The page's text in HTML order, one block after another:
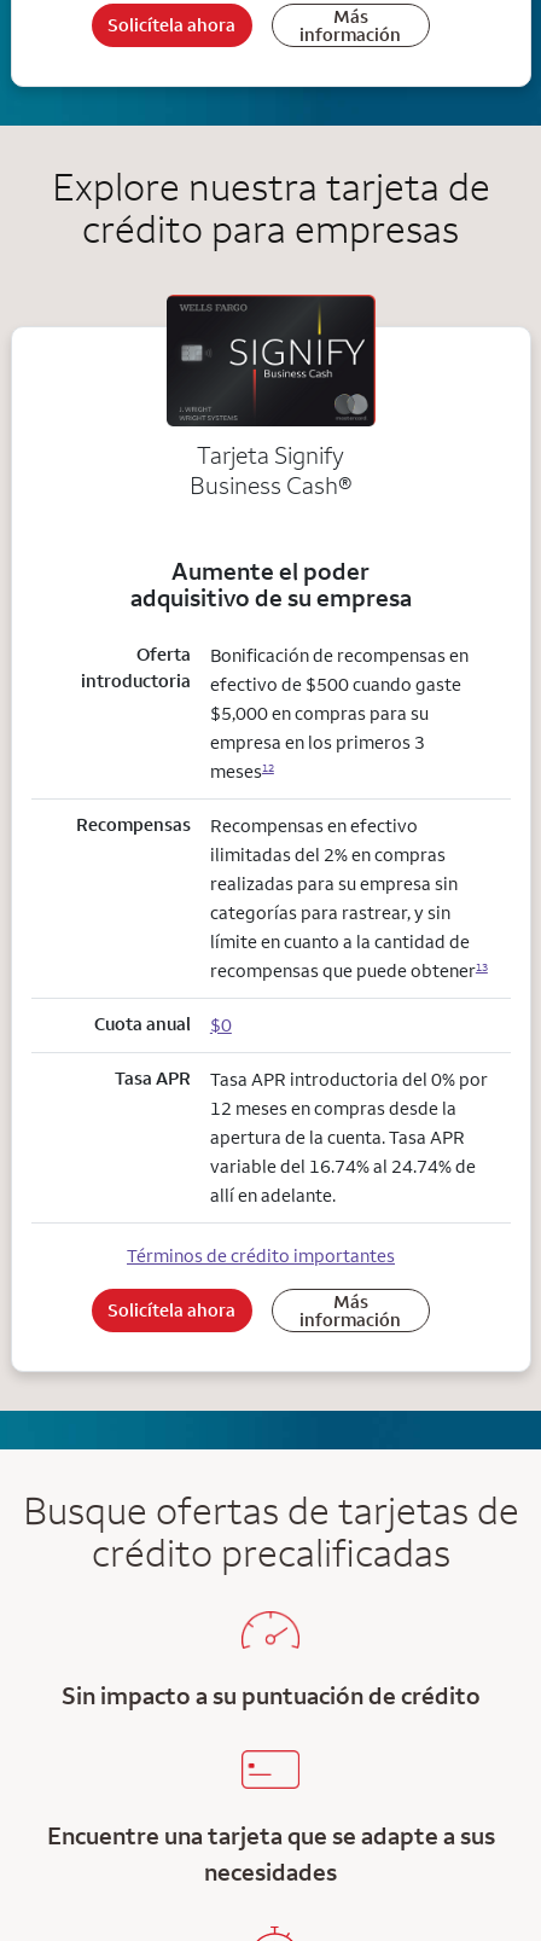
Solicítela ahora Más
información
Explore nuestra tarjeta de
crédito para empresas
Tarjeta Signify
Business Cash®
Aumente el poder
adquisitivo de su empresa
Oferta
introductoria
Bonificación de recompensas en
efectivo de $500 cuando gaste
$5,000 en compras para su
empresa en los primeros 3
meses12
Recompensas
Recompensas en efectivo
ilimitadas del 2% en compras
realizadas para su empresa sin
categorías para rastrear, y sin
límite en cuanto a la cantidad de
recompensas que puede obtener13
Cuota anual $0
Tasa APR
Tasa APR introductoria del 0% por
12 meses en compras desde la
apertura de la cuenta. Tasa APR
variable del 16.74% al 24.74% de
allí en adelante.
Términos de crédito importantes
Solicítela ahora Más
información
Busque ofertas de tarjetas de
crédito precalificadas
Sin impacto a su puntuación de crédito
Encuentre una tarjeta que se adapte a sus
necesidades